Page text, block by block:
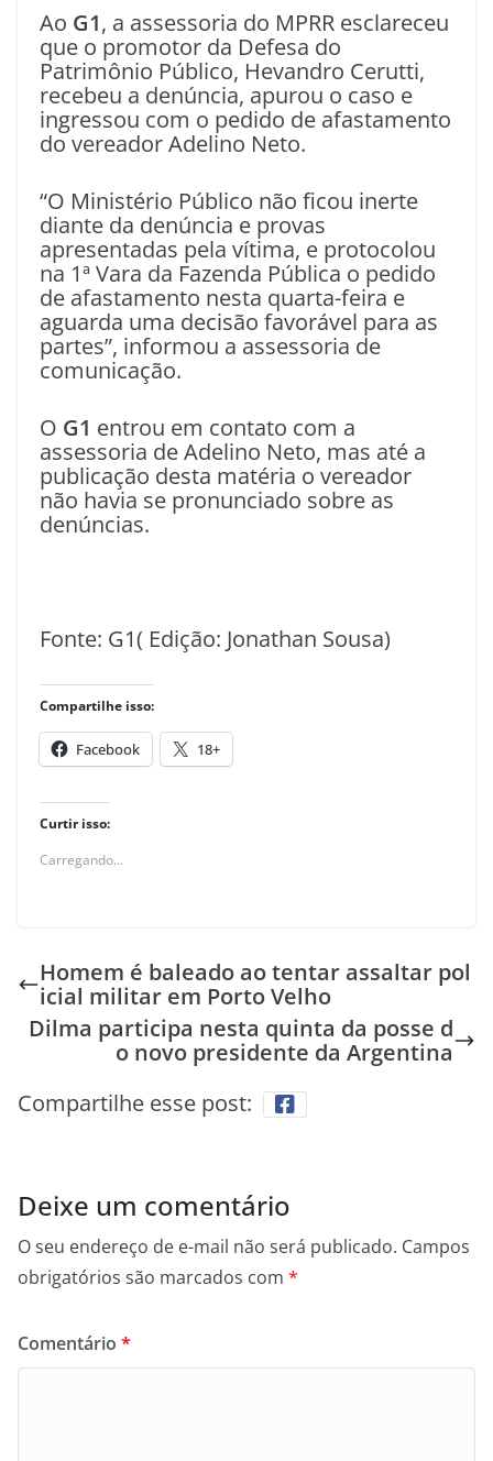
Ao G1, a assessoria do MPRR esclareceu
que o promotor da Defesa do
Patrimônio Público, Hevandro Cerutti,
recebeu a denúncia, apurou o caso e
ingressou com o pedido de afastamento
do vereador Adelino Neto.
“O Ministério Público não ficou inerte
diante da denúncia e provas
apresentadas pela vítima, e protocolou
na 1ª Vara da Fazenda Pública o pedido
de afastamento nesta quarta-feira e
aguarda uma decisão favorável para as
partes”, informou a assessoria de
comunicação.
O G1 entrou em contato com a
assessoria de Adelino Neto, mas até a
publicação desta matéria o vereador
não havia se pronunciado sobre as
denúncias.
Fonte: G1( Edição: Jonathan Sousa)
Compartilhe isso:
Facebook 18+
Curtir isso:
Carregando...
Homem é baleado ao tentar assaltar pol
icial militar em Porto Velho
Dilma participa nesta quinta da posse d
o novo presidente da Argentina
Compartilhe esse post:
Deixe um comentário
O seu endereço de e-mail não será publicado. Campos
obrigatórios são marcados com *
Comentário *